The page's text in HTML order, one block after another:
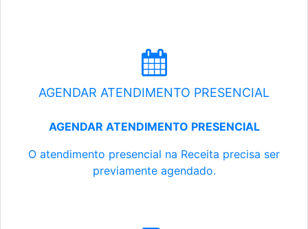
AGENDAR ATENDIMENTO PRESENCIAL
AGENDAR ATENDIMENTO PRESENCIAL
O atendimento presencial na Receita precisa ser
previamente agendado.